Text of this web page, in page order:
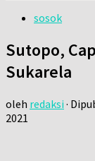
sosok
Sutopo,
Sukarela
oleh redaksi ·
2021